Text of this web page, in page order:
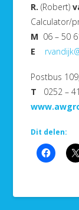
R. (Robert)
Calculator/
M 06 – 50
E
Postbus
T 0252 –
Dit delen: